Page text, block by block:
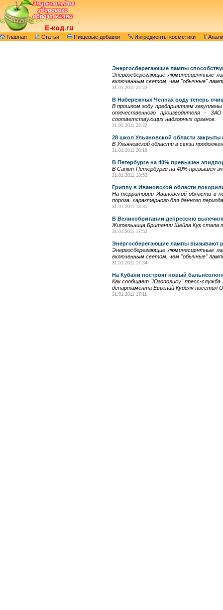
Главная Статьи Пищевые добавки Ингредиенты косметики
Энергосберегающие лампы
Энергосберегающие люминесцентные
включенным светом, чем "обычные"
31.01.2011 22:22
В Набережных Челнах воду теперь
В прошлом году предприятием
отечественного производителя -
соответствующих надзорных органов.
31.01.2011 22:22
28 школ Ульяновской области закрыты
В Ульяновской области в связи
31.01.2011 20:18
В Петербурге на 40% превышен
В Санкт-Петербурге на 40% превышен
31.01.2011 18:53
Гриппу в Ивановской области
На территории Ивановской области в
порога, характерного для данного
31.01.2011 18:35
В Великобритании депрессию
Жительница Британии Шейла Кук стала
31.01.2011 17:52
Энергосберегающие лампы вызывают
Энергосберегающие люминесцентные
включенным светом, чем "обычные"
31.01.2011 17:34
На Кубани построят новый
Как сообщает "Югополису" пресс-служба
департамента Евгений Куделя посетил
31.01.2011 17:11